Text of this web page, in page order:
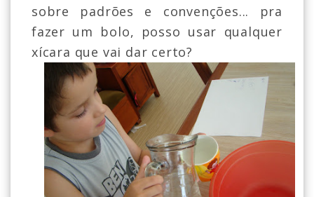
sobre padrões e convenções... pra
fazer um bolo, posso usar qualquer
xícara que vai dar certo?